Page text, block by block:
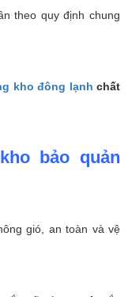
theo quy định chung
kho đông lạnh chất
bảo quản
gió, an toàn và vệ